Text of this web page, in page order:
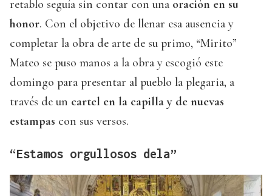
retablo seguía sin contar con una oración en su
honor. Con el objetivo de llenar esa ausencia y
completar la obra de arte de su primo, “Mirito”
Mateo se puso manos a la obra y escogió este
domingo para presentar al pueblo la plegaria, a
través de un cartel en la capilla y de nuevas
estampas con sus versos.
“Estamos orgullosos dela”